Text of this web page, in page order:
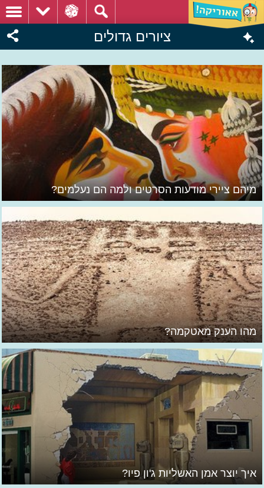
ציורים גדולים
מיהם ציירי מודעות הסרטים ולמה הם נעלמים?
מהו הענק מאטקמה?
איך יוצר אמן האשליות ג'ון פיו?